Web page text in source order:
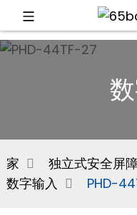
家 独立式安全屏
数字输入
PHD-